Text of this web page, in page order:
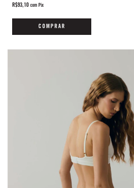
R$93,10 com Pix
COMPRAR